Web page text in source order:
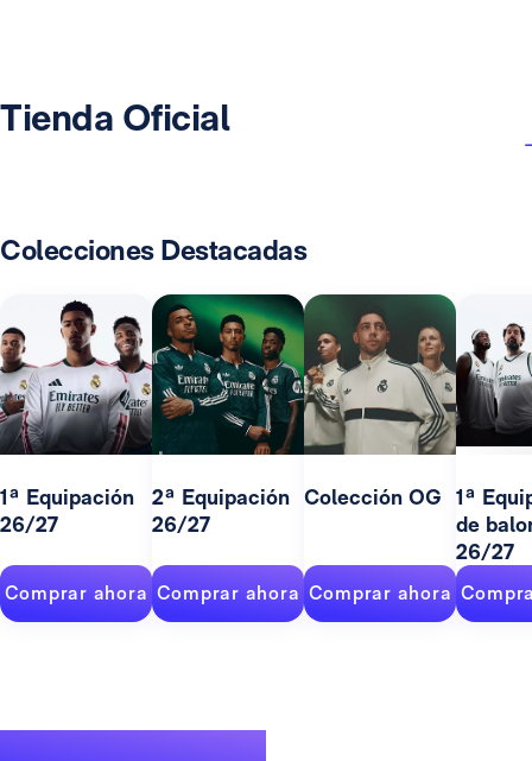
Tienda Oficial
Colecciones Destacadas
1ª Equipación
26/27
Comprar ahora
2ª Equipación
26/27
Comprar ahora
Colección OG
Comprar ahora
1ª
de
26/27